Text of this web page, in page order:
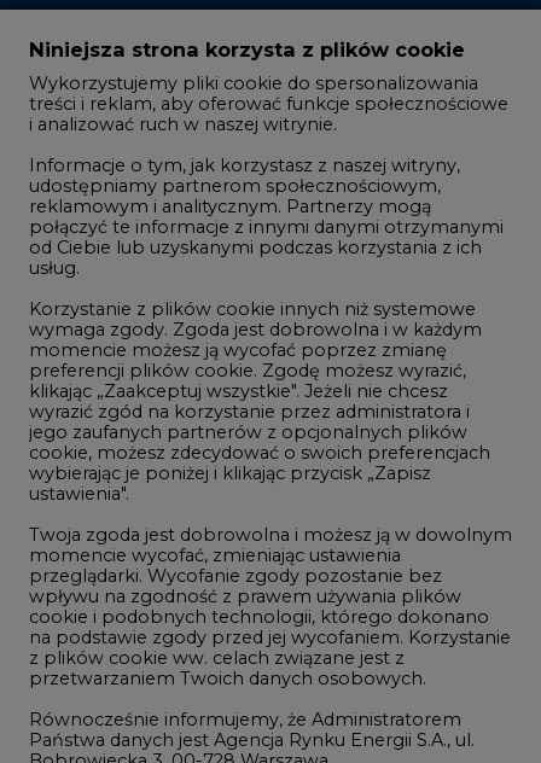
Zmiany kadrowe na rynku
Studio CIRE
Rozmowy o energetyce
Gospodarka
Geopolityka
LTE450
Innowacje i AI
Telekomunikacja i IT
Handel emisjami CO2
Wodór
Górnictwo
Atom
Fotowoltaika
Offshore wind
Zielone samorządy
Niniejsza strona korzysta z plików cookie
Wykorzystujemy pliki cookie do spersonalizowania
treści i reklam, aby oferować funkcje społecznościowe
i analizować ruch w naszej witrynie.
Informacje o tym, jak korzystasz z naszej witryny,
udostępniamy partnerom społecznościowym,
reklamowym i analitycznym. Partnerzy mogą
połączyć te informacje z innymi danymi otrzymanymi
od Ciebie lub uzyskanymi podczas korzystania z ich
usług.
Korzystanie z plików cookie innych niż systemowe
wymaga zgody. Zgoda jest dobrowolna i w każdym
momencie możesz ją wycofać poprzez zmianę
preferencji plików cookie. Zgodę możesz wyrazić,
klikając „Zaakceptuj wszystkie". Jeżeli nie chcesz
wyrazić zgód na korzystanie przez administratora i
jego zaufanych partnerów z opcjonalnych plików
cookie, możesz zdecydować o swoich preferencjach
wybierając je poniżej i klikając przycisk „Zapisz
ustawienia".
Twoja zgoda jest dobrowolna i możesz ją w dowolnym
momencie wycofać, zmieniając ustawienia
przeglądarki. Wycofanie zgody pozostanie bez
wpływu na zgodność z prawem używania plików
cookie i podobnych technologii, którego dokonano
na podstawie zgody przed jej wycofaniem. Korzystanie
z plików cookie ww. celach związane jest z
przetwarzaniem Twoich danych osobowych.
Równocześnie informujemy, że Administratorem
Państwa danych jest Agencja Rynku Energii S.A., ul.